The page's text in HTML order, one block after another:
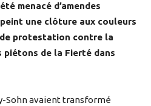
menacé d’amendes
une clôture aux couleurs
de protestation contre la
piétons de la Fierté dans
Sohn avaient transformé